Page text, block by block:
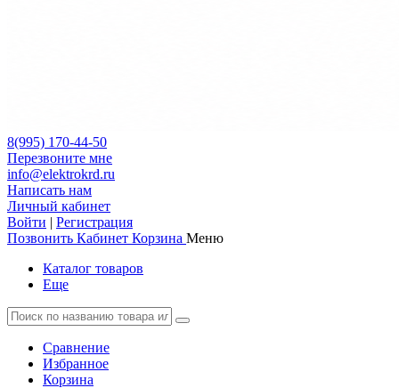
8(995) 170-44-50
Перезвоните мне
info@elektrokrd.ru
Написать нам
Личный кабинет
Войти | Регистрация
Позвонить Кабинет Корзина Меню
Каталог товаров
Еще
Сравнение
Избранное
Корзина